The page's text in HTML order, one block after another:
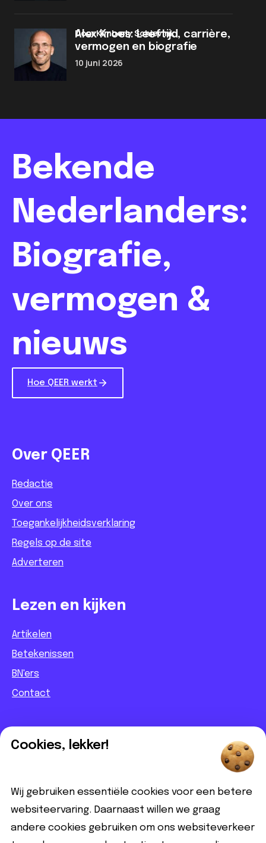
Alex Kroes: Leeftijd, carrière,
vermogen en biografie
door Kimberly Schievink
10 juni 2026
Bekende
Nederlanders:
Biografie,
vermogen &
nieuws
Hoe QEER werkt
Over QEER
Redactie
Over ons
Toegankelijkheidsverklaring
Regels op de site
Adverteren
Lezen en kijken
Artikelen
Betekenissen
BN'ers
Contact
Informatief
Partnerbijdrage
Disclaimer
Cookies, lekker!
Wij gebruiken essentiële cookies voor een betere
websiteervaring. Daarnaast willen we graag
andere cookies gebruiken om ons websiteverkeer